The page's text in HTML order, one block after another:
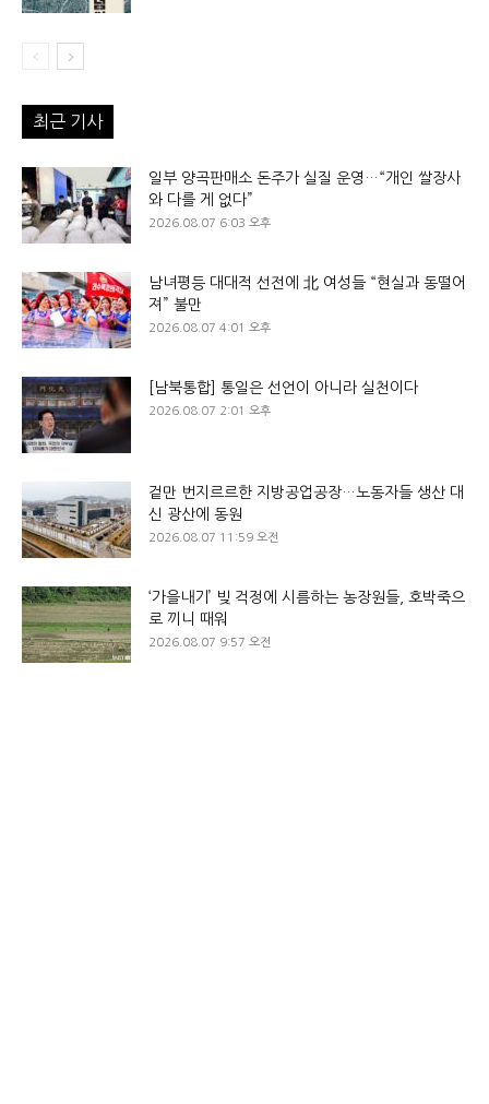
최근 기사
일부 양곡판매소 돈주가 실질 운영…“개인 쌀장사
와 다를 게 없다”
2026.08.07 6:03 오후
남녀평등 대대적 선전에 北 여성들 “현실과 동떨어
져” 불만
2026.08.07 4:01 오후
[남북통합] 통일은 선언이 아니라 실천이다
2026.08.07 2:01 오후
겉만 번지르르한 지방공업공장…노동자들 생산 대
신 광산에 동원
2026.08.07 11:59 오전
‘가을내기’ 빚 걱정에 시름하는 농장원들, 호박죽으
로 끼니 때워
2026.08.07 9:57 오전